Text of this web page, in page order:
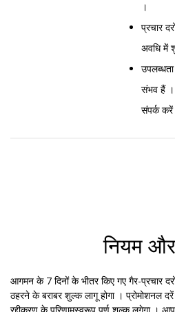
।
प्रचार
अवधि में
संभव हैं ।
संपर्क
नियम
आगमन के 7 दिनों के भीतर किए गए गैर-प्रचार
ठहरने के बराबर शुल्क लागू होगा । प्रोमोशनल